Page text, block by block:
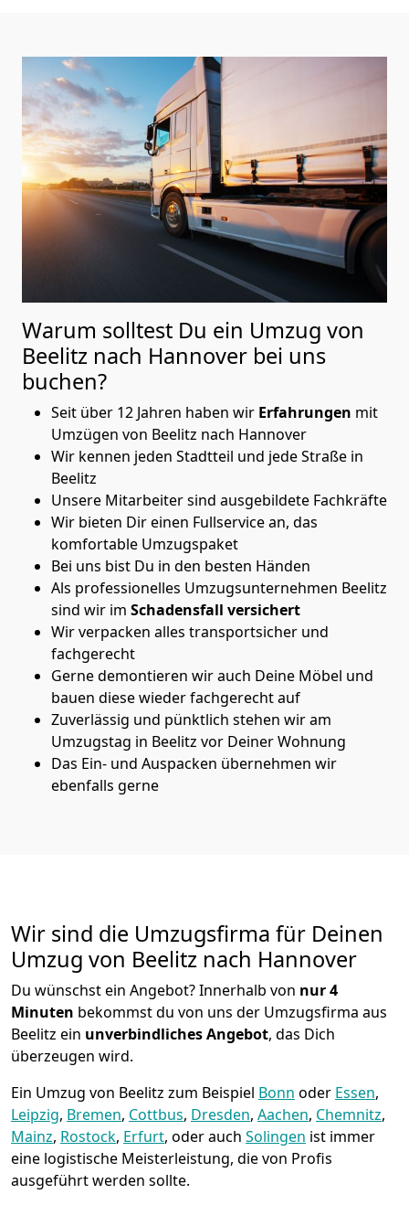
Warum solltest Du ein Umzug von
Beelitz nach Hannover bei uns
buchen?
Seit über 12 Jahren haben wir Erfahrungen mit
Umzügen von Beelitz nach Hannover
Wir kennen jeden Stadtteil und jede Straße in
Beelitz
Unsere Mitarbeiter sind ausgebildete Fachkräfte
Wir bieten Dir einen Fullservice an, das
komfortable Umzugspaket
Bei uns bist Du in den besten Händen
Als professionelles Umzugsunternehmen Beelitz
sind wir im Schadensfall versichert
Wir verpacken alles transportsicher und
fachgerecht
Gerne demontieren wir auch Deine Möbel und
bauen diese wieder fachgerecht auf
Zuverlässig und pünktlich stehen wir am
Umzugstag in Beelitz vor Deiner Wohnung
Das Ein- und Auspacken übernehmen wir
ebenfalls gerne
Wir sind die Umzugsfirma für Deinen
Umzug von Beelitz nach Hannover
Du wünschst ein Angebot? Innerhalb von nur 4
Minuten bekommst du von uns der Umzugsfirma aus
Beelitz ein unverbindliches Angebot, das Dich
überzeugen wird.
Ein Umzug von Beelitz zum Beispiel Bonn oder Essen,
Leipzig, Bremen, Cottbus, Dresden, Aachen, Chemnitz,
Mainz, Rostock, Erfurt, oder auch Solingen ist immer
eine logistische Meisterleistung, die von Profis
ausgeführt werden sollte.